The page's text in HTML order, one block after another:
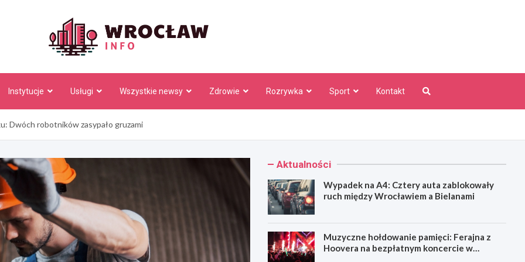
Instytucje Usługi Wszystkie newsy Zdrowie Rozrywka Sport Kontakt
Dwóch robotników zasypało gruzami
Aktualności
Wypadek na A4: Cztery auta zablokowały
ruch między Wrocławiem a Bielanami
Muzyczne hołdowanie pamięci: Ferajna z
Hoovera na bezpłatnym koncercie w